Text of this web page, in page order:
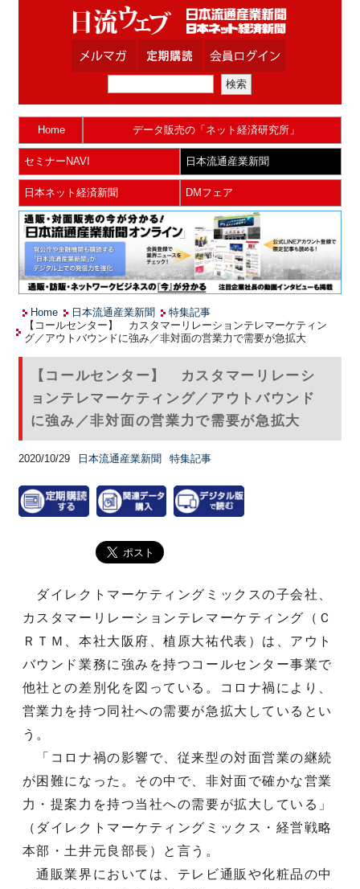
Home データ販売の「ネット経済研究所」
セミナーNAVI 日本流通産業新聞
日本ネット経済新聞 DMフェア
Home 日本流通産業新聞
特集記事
【コールセンター】 カスタマーリレーションテレマーケティン
グ／アウトバウンドに強み／非対面の営業力で需要が急拡大
【コールセンター】 カスタマーリレーシ
ョンテレマーケティング／アウトバウンド
に強み／非対面の営業力で需要が急拡大
2020/10/29 日本流通産業新聞 特集記事
ダイレクトマーケティングミックスの子会社、
カスタマーリレーションテレマーケティング（Ｃ
ＲＴＭ、本社大阪府、植原大祐代表）は、アウト
バウンド業務に強みを持つコールセンター事業で
他社との差別化を図っている。コロナ禍により、
営業力を持つ同社への需要が急拡大しているとい
う。
「コロナ禍の影響で、従来型の対面営業の継続
が困難になった。その中で、非対面で確かな営業
力・提案力を持つ当社への需要が拡大している」
（ダイレクトマーケティングミックス・経営戦略
本部・土井元良部長）と言う。
通販業界においては、テレビ通販や化粧品の中